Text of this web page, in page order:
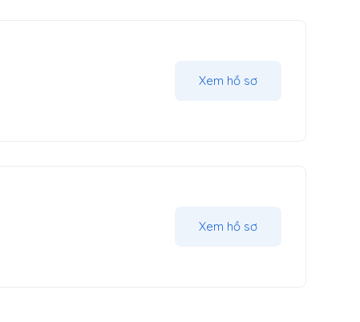
Xem hồ sơ
Xem hồ sơ